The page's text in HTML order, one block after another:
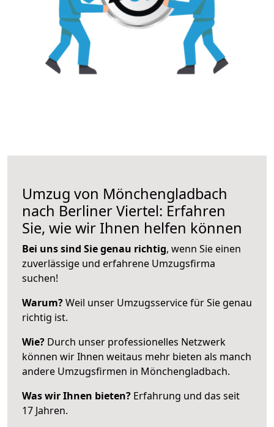
Umzug von Mönchengladbach
nach Berliner Viertel: Erfahren
Sie, wie wir Ihnen helfen können
Bei uns sind Sie genau richtig, wenn Sie einen
zuverlässige und erfahrene Umzugsfirma
suchen!
Warum?Weil unser Umzugsservice für Sie genau
richtig ist.
Wie? Durch unser professionelles Netzwerk
können wir Ihnen weitaus mehr bieten als manch
andere Umzugsfirmen in Mönchengladbach.
Was wir Ihnen bieten? Erfahrung und das seit
17 Jahren.